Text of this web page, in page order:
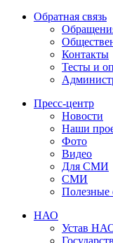
Обратная cвязь
Контакты
Тесты и
Пресс-центр
Новости
Наши
Фото
Видео
Для СМИ
СМИ
Полезные
НАО
Устав